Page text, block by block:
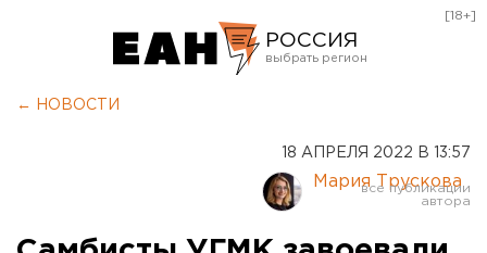
РОССИЯ
Курган
Оренбург
[18+]
← НОВОСТИ
18 АПРЕЛЯ 2022 В 13:57
Мария Трускова